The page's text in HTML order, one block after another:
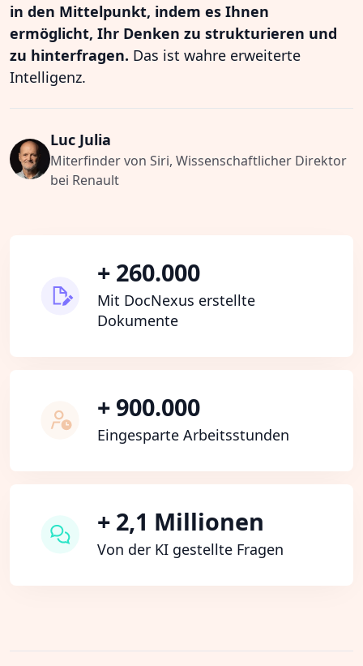
in den Mittelpunkt, indem es Ihnen
ermöglicht, Ihr Denken zu strukturieren und
zu hinterfragen. Das ist wahre erweiterte
Intelligenz.
Luc Julia
Miterfinder von Siri, Wissenschaftlicher Direktor
bei Renault
+ 260.000
Mit DocNexus erstellte
Dokumente
+ 900.000
Eingesparte Arbeitsstunden
+ 2,1 Millionen
Von der KI gestellte Fragen